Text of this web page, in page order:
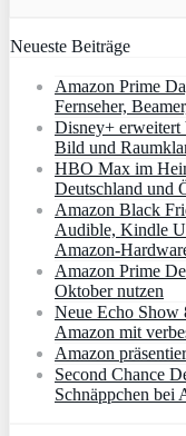
Neueste Beiträge
Amazon Prime
Fernseher,
Disney+ erweitert
Bild und
HBO Max im
Deutschland und
Amazon Black
Audible, Kindle
Amazon Prime
Oktober nutzen
Neue Echo Show
Amazon mit
Amazon
Second Chance
Schnäppchen bei